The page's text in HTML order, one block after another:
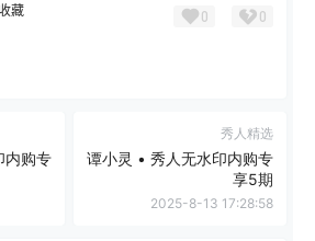
收藏 0 0
内购专
秀人精选
谭小灵 • 秀人无水印内购专
享5期
2025-8-13 17:28:58